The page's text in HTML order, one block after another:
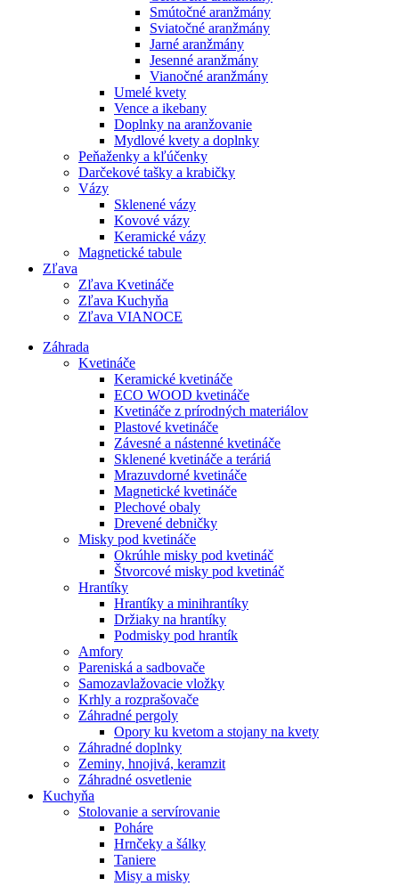
Smútočné aranžmány
Sviatočné aranžmány
Jarné aranžmány
Jesenné aranžmány
Vianočné aranžmány
Umelé kvety
Vence a ikebany
Doplnky na aranžovanie
Mydlové kvety a doplnky
Peňaženky a kľúčenky
Darčekové tašky a krabičky
Vázy
Sklenené vázy
Kovové vázy
Keramické vázy
Magnetické tabule
Zľava
Zľava Kvetináče
Zľava Kuchyňa
Zľava VIANOCE
Záhrada
Kvetináče
Keramické kvetináče
ECO WOOD kvetináče
Kvetináče z prírodných materiálov
Plastové kvetináče
Závesné a nástenné kvetináče
Sklenené kvetináče a teráriá
Mrazuvdorné kvetináče
Magnetické kvetináče
Plechové obaly
Drevené debničky
Misky pod kvetináče
Okrúhle misky pod kvetináč
Štvorcové misky pod kvetináč
Hrantíky
Hrantíky a minihrantíky
Držiaky na hrantíky
Podmisky pod hrantík
Amfory
Pareniská a sadbovače
Samozavlažovacie vložky
Krhly a rozprašovače
Záhradné pergoly
Opory ku kvetom a stojany na kvety
Záhradné doplnky
Zeminy, hnojivá, keramzit
Záhradné osvetlenie
Kuchyňa
Stolovanie a servírovanie
Poháre
Hrnčeky a šálky
Taniere
Misy a misky